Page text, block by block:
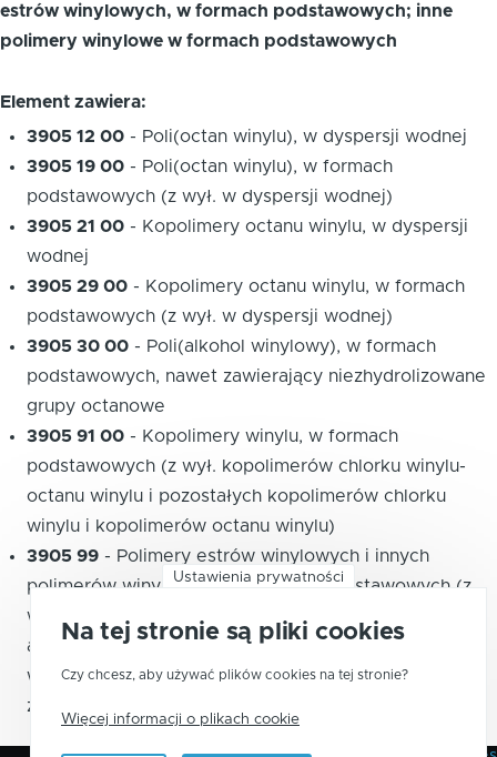
estrów winylowych, w formach podstawowych; inne
polimery winylowe w formach podstawowych
Element zawiera:
3905 12 00 - Poli(octan winylu), w dyspersji wodnej
3905 19 00 - Poli(octan winylu), w formach
podstawowych (z wył. w dyspersji wodnej)
3905 21 00 - Kopolimery octanu winylu, w dyspersji
wodnej
3905 29 00 - Kopolimery octanu winylu, w formach
podstawowych (z wył. w dyspersji wodnej)
3905 30 00 - Poli(alkohol winylowy), w formach
podstawowych, nawet zawierający niezhydrolizowane
grupy octanowe
3905 91 00 - Kopolimery winylu, w formach
podstawowych (z wył. kopolimerów chlorku winylu-
octanu winylu i pozostałych kopolimerów chlorku
winylu i kopolimerów octanu winylu)
3905 99 - Polimery estrów winylowych i innych
polimerów winylowych w formach podstawowych (z
wył. z chlorku winylu lub innych fluorowcowanych
alkenów, poli(octanu winylu), kopolimerów octanu
winylu i poli(alkoholu winylowego), nawet
zawierającego niezhydrolizowane grupy octanowe)
Ustawienia prywatności
Na tej stronie są pliki cookies
Czy chcesz, aby używać plików cookies na tej stronie?
Więcej informacji o plikach cookie